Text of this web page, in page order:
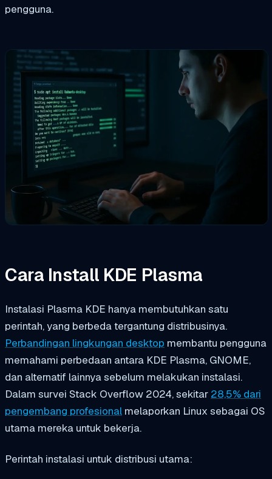
pengguna.
Cara Install KDE Plasma
Instalasi Plasma KDE hanya membutuhkan satu
perintah, yang berbeda tergantung distribusinya.
Perbandingan lingkungan desktop membantu pengguna
memahami perbedaan antara KDE Plasma, GNOME,
dan alternatif lainnya sebelum melakukan instalasi.
Dalam survei Stack Overflow 2024, sekitar 28,5% dari
pengembang profesional melaporkan Linux sebagai OS
utama mereka untuk bekerja.
Perintah instalasi untuk distribusi utama: